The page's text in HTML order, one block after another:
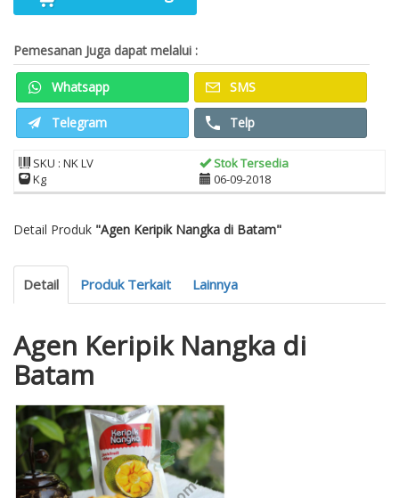
Pemesanan Juga dapat melalui :
Whatsapp SMS
Telegram Telp
SKU : NK LV
Stok Tersedia
Kg
06-09-2018
Detail Produk "Agen Keripik Nangka di Batam"
Detail Produk Terkait Lainnya
Agen Keripik Nangka di
Batam